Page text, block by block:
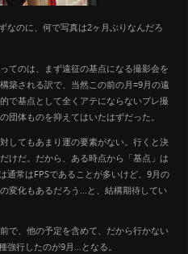
なのに、何で写真は2ヶ月ぶりなんだろ
てのは、まず遠征の基点になる撮影会を
築される訳で、当然この前の月=9月の遠
で基点として全くアテにならないプレ撮
団体ものを抑えてはいたはずだった。
してもあまり運の要素がない。行くと決
けだ。だから、ある時点から「基点」は
常はFPSであることが多いけど、9月の
変化もあるだろう…と、結構期待してい
で、他の予定を含めて、だから行かない
強行したのが9月…となる。